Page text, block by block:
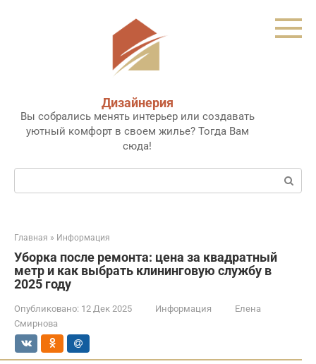
Дизайнерия
Вы собрались менять интерьер или создавать
уютный комфорт в своем жилье? Тогда Вам
сюда!
Поиск:
Главная » Информация
Уборка после ремонта: цена за квадратный
метр и как выбрать клининговую службу в
2025 году
Опубликовано: 12 Дек 2025 Информация
Елена
Смирнова